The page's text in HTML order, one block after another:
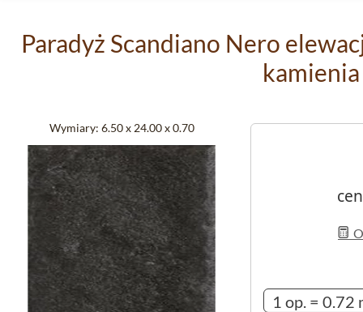
Paradyż Scandiano Nero
kamienia
Wymiary: 6.50 x 24.00 x 0.70